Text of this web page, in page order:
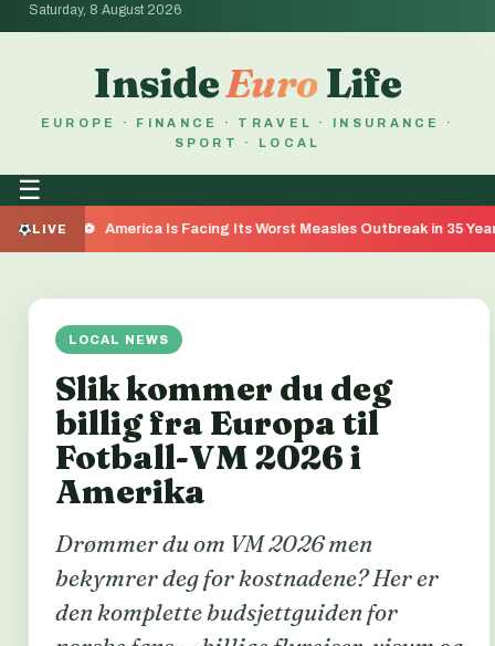
Saturday, 8 August 2026
InsideEuro Life
EUROPE · FINANCE · TRAVEL · INSURANCE ·
SPORT · LOCAL
☰
LIVE
America Is Facing Its Worst Measles Outbreak in 35 Years — Here's
LOCAL NEWS
Slik kommer du deg
billig fra Europa til
Fotball-VM 2026 i
Amerika
Drømmer du om VM 2026 men
bekymrer deg for kostnadene? Her er
den komplette budsjettguiden for